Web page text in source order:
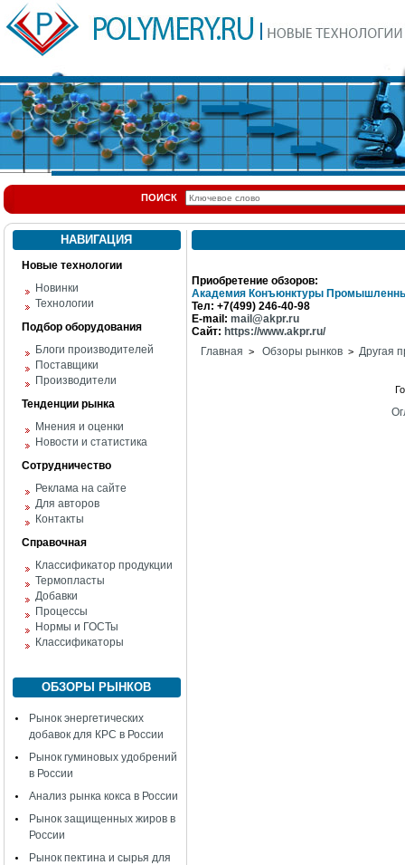
ПОИСК
НАВИГАЦИЯ
Новые технологии
Новинки
Технологии
Подбор оборудования
Блоги производителей
Поставщики
Производители
Тенденции рынка
Мнения и оценки
Новости и статистика
Сотрудничество
Реклама на сайте
Для авторов
Контакты
Справочная
Классификатор продукции
Термопласты
Добавки
Процессы
Нормы и ГОСТы
Классификаторы
ОБЗОРЫ РЫНКОВ
Рынок энергетических
добавок для КРС в России
Рынок гуминовых удобрений
в России
Анализ рынка кокса в России
Рынок защищенных жиров в
России
Рынок пектина и сырья для
Приобретение обзоров:
Академия Конъюнктуры
Тел: +7(499) 246-40-98
E-mail: mail@akpr.ru
Сайт: https://www.akpr.ru/
Главная > Обзоры рынков > Другая